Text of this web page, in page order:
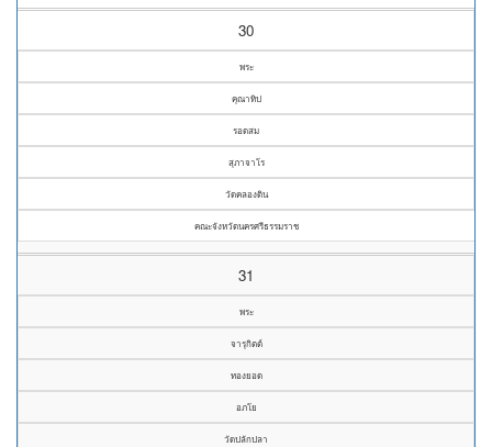
30
พระ
คุณาทิป
รอดสม
สุภาจาโร
วัดคลองดิน
คณะจังหวัดนครศรีธรรมราช
31
พระ
จารุกิตต์
ทองยอด
อภโย
วัดปลักปลา